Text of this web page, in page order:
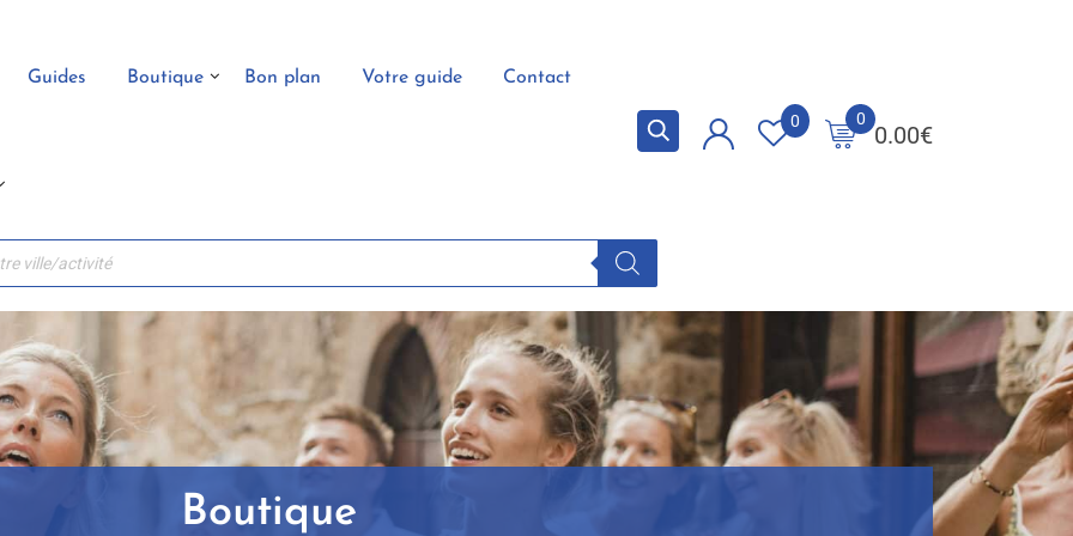
Guides Boutique Bon plan Votre guide Contact
0.00€
0
0
Boutique